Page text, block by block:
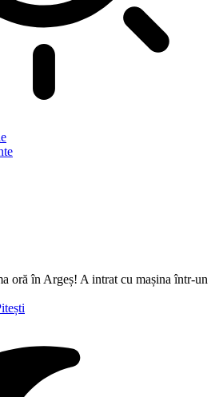
oră în Argeș! A intrat cu mașina într-un